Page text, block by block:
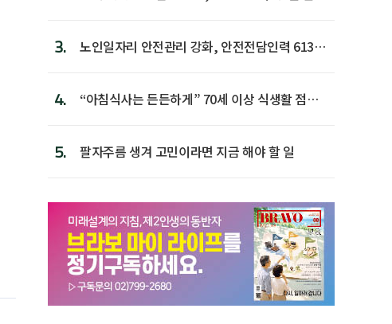
3.
노인일자리 안전관리 강화, 안전전담인력 613명
4.
“아침식사는 든든하게” 70세 이상 식생활 점수
5. 팔자주름 생겨 고민이라면 지금 해야 할 일